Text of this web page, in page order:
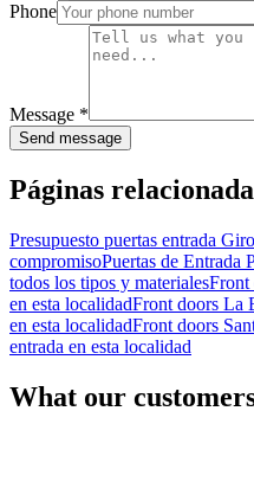
Phone
Message *
Send message
Páginas
Presupuesto puertas entrada
compromisoPuertas de
todos los tipos y materialesFront
en esta localidadFront doors La
en esta localidadFront doors
entrada en esta localidad
What our